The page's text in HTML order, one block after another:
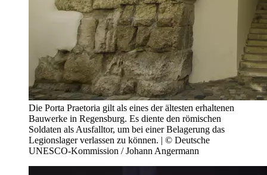
Die Porta Praetoria gilt als eines der ältesten erhaltenen
Bauwerke in Regensburg. Es diente den römischen
Soldaten als Ausfalltor, um bei einer Belagerung das
Legionslager verlassen zu können. | © Deutsche
UNESCO-Kommission / Johann Angermann